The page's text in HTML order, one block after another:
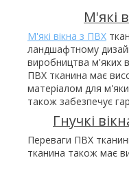
М'які
М'які вікна з ПВХ
ландшафтному
виробництва м'яких
ПВХ тканина має
матеріалом для
також забезпечує
Гнучкі
Переваги ПВХ
тканина також має